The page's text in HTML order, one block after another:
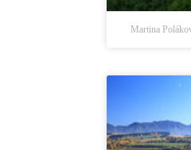
Martina